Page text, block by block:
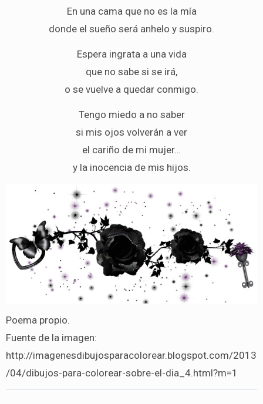
En una cama que no es la mía
donde el sueño será anhelo y suspiro.
Espera ingrata a una vida
que no sabe si se irá,
o se vuelve a quedar conmigo.
Tengo miedo a no saber
si mis ojos volverán a ver
el cariño de mi mujer…
y la inocencia de mis hijos.
Poema propio.
Fuente de la imagen:
http://imagenesdibujosparacolorear.blogspot.com/2013
/04/dibujos-para-colorear-sobre-el-dia_4.html?m=1